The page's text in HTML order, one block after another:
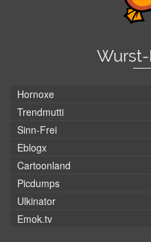
Hornoxe
Trendmutti
Sinn-Frei
Eblogx
Cartoonland
Picdumps
Ulkinator
Emok.tv